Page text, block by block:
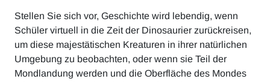
Stellen Sie sich vor, Geschichte wird lebendig, wenn
Schüler virtuell in die Zeit der Dinosaurier zurückreisen,
um diese majestätischen Kreaturen in ihrer natürlichen
Umgebung zu beobachten, oder wenn sie Teil der
Mondlandung werden und die Oberfläche des Mondes